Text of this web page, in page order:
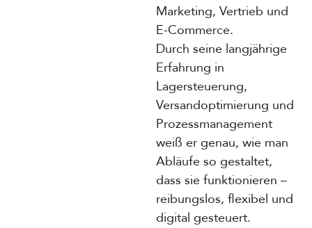
Marketing, Vertrieb und
E-Commerce.
Durch seine langjährige
Erfahrung in
Lagersteuerung,
Versandoptimierung und
Prozessmanagement
weiß er genau, wie man
Abläufe so gestaltet,
dass sie funktionieren –
reibungslos, flexibel und
digital gesteuert.